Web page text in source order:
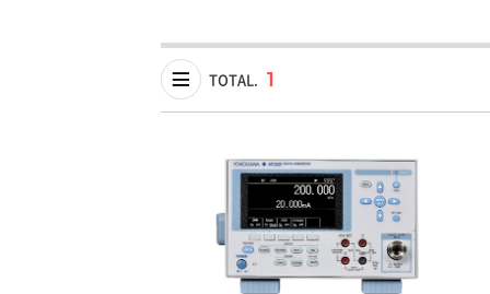
TOTAL. 1